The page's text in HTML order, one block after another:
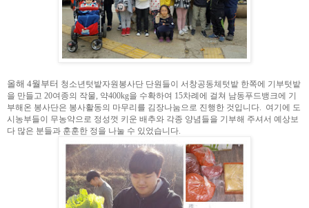
올해 4월부터 청소년텃밭자원봉사단 단원들이 서 창공동체텃밭 한쪽에 기부텃밭
을 만들고 20여종의 작물, 약400kg을 수확하여 15차례에 걸쳐 남동푸드뱅크에 기
부해온 봉사단은 봉사활동의 마무리를 김장나눔으로 진행한 것입니다. 여기에 도
시농부들이 무농약으로 정성껏 키운 배추와 각종 양념들을 기부해 주셔서 예상보
다 많은 분들과 훈훈한 정을 나눌 수 있었습니다.